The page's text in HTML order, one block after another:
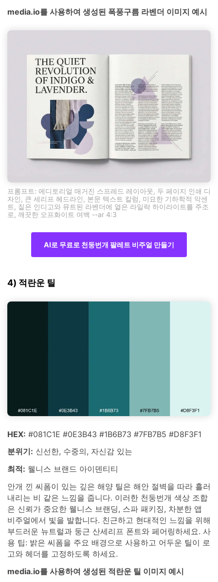
media.io를 사용하여 생성된 폭풍구름 라벤더 이미지 예시
프롬프트: 에디토리얼 매거진 스프레드 레이아웃, 두 페이지 인쇄 디
자인, 큰 세리프 헤드라인, 본문 텍스트 칼럼, 미묘한 기하학적 악센
트, 짙은 인디고와 뮤트된 라벤더에 옅은 라일락 하이라이트를 주조
로, 깨끗한 오프화이트 여백 --ar 4:3
AI로 무료로 천둥번개 팔레트 비주얼 만들기
4) 적란운 틸
HEX: #081C1E #0E3B43 #1B6B73 #7FB7B5 #D8F3F1
분위기: 신선한, 수중의, 자신감 있는
최적: 웰니스 브랜드 아이덴티티
안개 낀 씨폼이 있는 깊은 해양 틸은 해안 절벽을 따라 흘러
내리는 비 같은 느낌을 줍니다. 이러한 천둥번개 색상 조합
은 신뢰가 중요한 웰니스 브랜딩, 스파 패키징, 차분한 앱
비주얼에서 빛을 발합니다. 친근하고 현대적인 느낌을 위해
부드러운 뉴트럴과 둥근 산세리프 폰트와 페어링하세요. 사
용 팁: 밝은 씨폼을 주요 배경으로 사용하고 어두운 틸이 로
고와 헤더를 고정하도록 하세요.
media.io를 사용하여 생성된 적란운 틸 이미지 예시